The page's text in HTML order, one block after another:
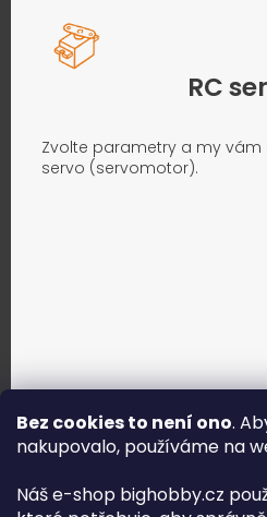
Bez cookies to není ono.
nakupovalo, používáme na
Náš e-shop bighobby.cz
RC
Zvolte parametry a my
servo (servomotor).
Jak vybrat